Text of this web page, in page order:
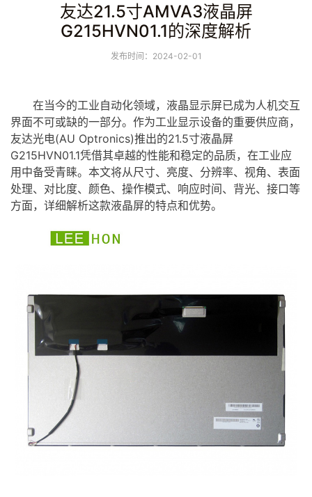
友达21.5寸AMVA3液晶屏
G215HVN01.1的深度解析
发布时间：2024-02-01
在当今的工业自动化领域， 液晶显示屏已成为人机交互
界面不可或缺的一部分。作为工业显示设备的重要供应商，
友达光电(AU Optronics)推出的21.5寸液晶屏
G215HVN01.1凭借其卓越的性能和稳定的品质，在工业应
用中备受青睐。本文将从尺寸、亮度、分辨率、视角、表面
处理、对比度、颜色、操作模式、响应时间、背光、接口等
方面，详细解析这款液晶屏的特点和优势。